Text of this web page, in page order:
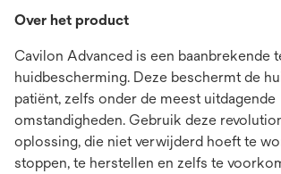
Over het product
Cavilon Advanced is een baanbrekende
huidbescherming. Deze beschermt de
patiënt, zelfs onder de meest uitdagende
omstandigheden. Gebruik deze
oplossing, die niet verwijderd hoeft te
stoppen, te herstellen en zelfs te